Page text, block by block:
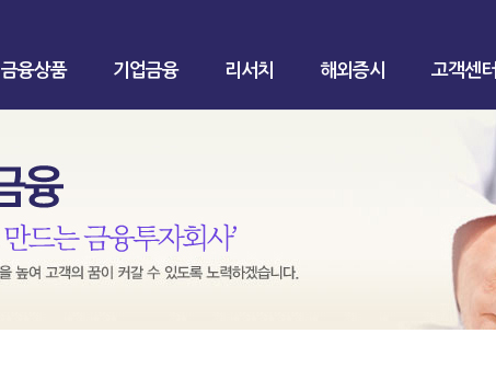
금융상품 기업금융 리서치 해외증시 고객센터